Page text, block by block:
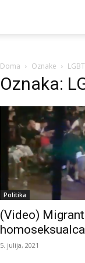
Doma Oznake LGBT
Oznaka:
Politika
(Video)
homoseksualca
5. julija, 2021